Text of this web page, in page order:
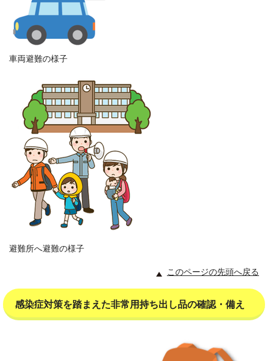
車両避難の様子
避難所へ避難の様子
このページの先頭へ戻る
感染症対策を踏まえた非常用持ち出し品の確認・備え